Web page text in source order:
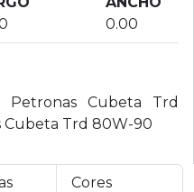
0.00
Petronas Cubeta Trd
Cubeta Trd 80W-90
Cores